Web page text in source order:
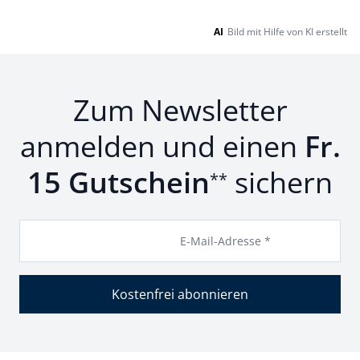
AI Bild mit Hilfe von KI erstellt
Zum Newsletter
anmelden und einen Fr.
15 Gutschein** sichern
E-Mail-Adresse *
Kostenfrei abonnieren